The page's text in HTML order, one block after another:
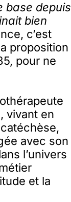
base depuis
bien
c’est
proposition
pour ne
vivant en
avec son
l’univers
et la